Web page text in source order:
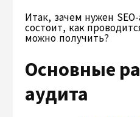
Итак, зачем нужен
состоит, как
можно получить?
Основные
аудита